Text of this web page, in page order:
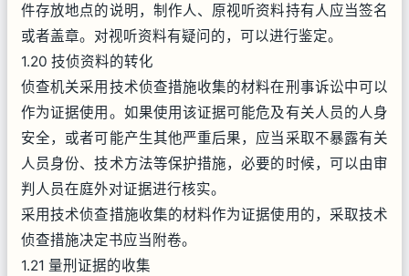
件存放地点的说明，制作人、原视听资料持有人应当签名
或者盖章。对视听资料有疑问的，可以进行鉴定。
1.20 技侦资料的转化
侦查机关采用技术侦查措施收集的材料在刑事诉讼中可以
作为证据使用。如果使用该证据可能危及有关人员的人身
安全，或者可能产生其他严重后果，应当采取不暴露有关
人员身份、技术方法等保护措施，必要的时候，可以由审
判人员在庭外对证据进行核实。
采用技术侦查措施收集的材料作为证据使用的，采取技术
侦查措施决定书应当附卷。
1.21 量刑证据的收集